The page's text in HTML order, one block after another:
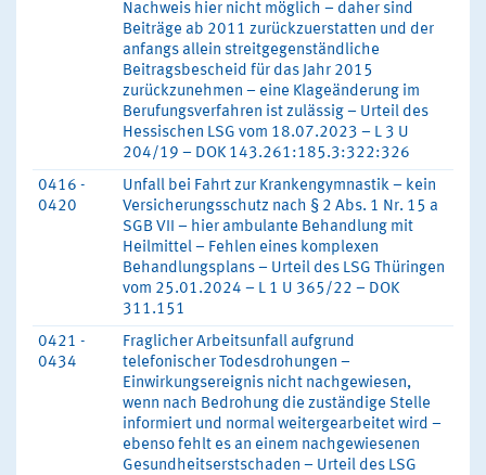
Nachweis hier nicht möglich – daher sind
Beiträge ab 2011 zurückzuerstatten und der
anfangs allein streitgegenständliche
Beitragsbescheid für das Jahr 2015
zurückzunehmen – eine Klageänderung im
Berufungsverfahren ist zulässig – Urteil des
Hessischen LSG vom 18.07.2023 – L 3 U
204/19 – DOK 143.261:185.3:322:326
0416 -
0420
Unfall bei Fahrt zur Krankengymnastik – kein
Versicherungsschutz nach § 2 Abs. 1 Nr. 15 a
SGB VII – hier ambulante Behandlung mit
Heilmittel – Fehlen eines komplexen
Behandlungsplans – Urteil des LSG Thüringen
vom 25.01.2024 – L 1 U 365/22 – DOK
311.151
0421 -
0434
Fraglicher Arbeitsunfall aufgrund
telefonischer Todesdrohungen –
Einwirkungsereignis nicht nachgewiesen,
wenn nach Bedrohung die zuständige Stelle
informiert und normal weitergearbeitet wird –
ebenso fehlt es an einem nachgewiesenen
Gesundheitserstschaden – Urteil des LSG